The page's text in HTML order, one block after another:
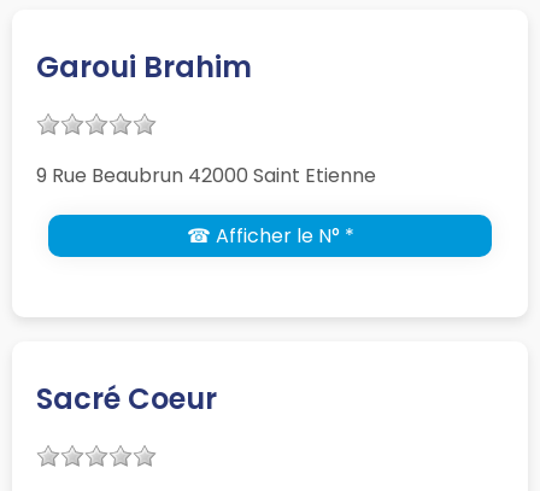
Garoui Brahim
9 Rue Beaubrun 42000 Saint Etienne
☎ Afficher le N° *
Sacré Coeur